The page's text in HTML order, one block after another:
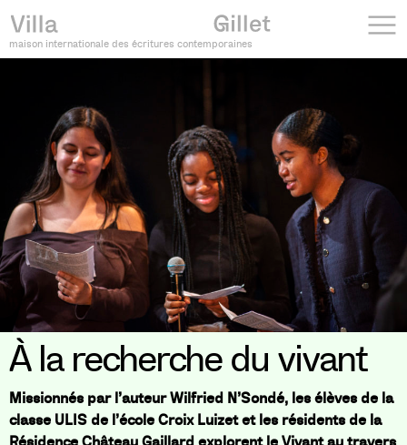
maison internationale des écritures contemporaines
À la recherche du vivant
Missionnés par l’auteur Wilfried N’Sondé, les élèves de la
classe ULIS de l’école Croix Luizet et les résidents de la